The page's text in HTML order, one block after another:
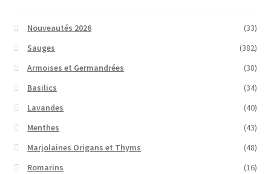
Nouveautés 2026
(33)
Sauges
(382)
Armoises et Germandrées
(38)
Basilics
(34)
Lavandes
(40)
Menthes
(43)
Marjolaines Origans et Thyms
(48)
Romarins
(16)